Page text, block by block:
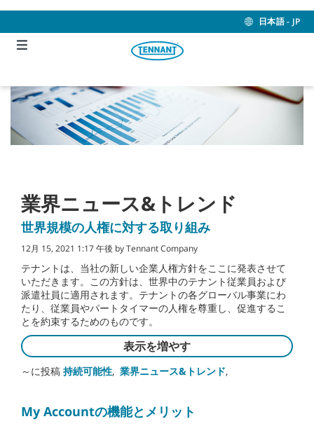
content
navigation
menu
日本語 - JP
業界ニュース&トレンド
世界規模の人権に対する取り組み
12月 15, 2021 1:17 午後 by Tennant Company
テナントは、当社の新しい企業人権方針をここに発表させて
いただきます。この方針は、世界中のテナント従業員および
派遣社員に適用されます。テナントの各グローバル事業にわ
たり、従業員やパートタイマーの人権を尊重し、促進するこ
とを約束するためのものです。
表示を増やす
～に投稿 持続可能性, 業界ニュース&トレンド,
My Accountの機能とメリット